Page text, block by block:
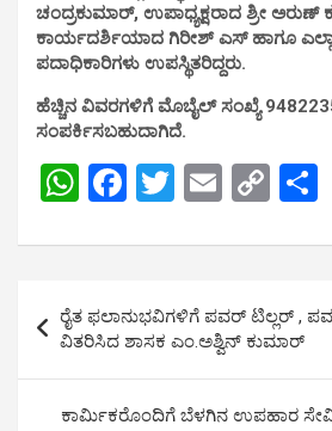
ಚಂದ್ರಕುಮಾರ್, ಉಪಾಧ್ಯಕ್ಷರಾದ ಶ್ರೀ ಅರುಣ್
ಕಾರ್ಯದರ್ಶಿಯಾದ ಗಿರೀಶ್ ಎಸ್ ಹಾಗೂ
ಪದಾಧಿಕಾರಿಗಳು ಉಪಸ್ಥಿತರಿದ್ದರು.
ಹೆಚ್ಚಿನ ವಿವರಗಳಿಗೆ ಮೊಬೈಲ್ ಸಂಖ್ಯೆ
ಸಂಪರ್ಕಿಸಬಹುದಾಗಿದೆ.
W
at
s
A
p
p
F
ce
b
o
o
k
T
tt
er
E
ail
C
py
n
k
e
navigation
ರೈತ ಫಲಾನುಭವಿಗಳಿಗೆ ಪವರ್ ಟಿಲ್ಲರ್ ,
ವಿತರಿಸಿದ ಶಾಸಕ ಎಂ.ಅಶ್ವಿನ್ ಕುಮಾರ್
ಕಾರ್ಮಿಕರೊಂದಿಗೆ ಬೆಳಗಿನ ಉಪಹಾರ